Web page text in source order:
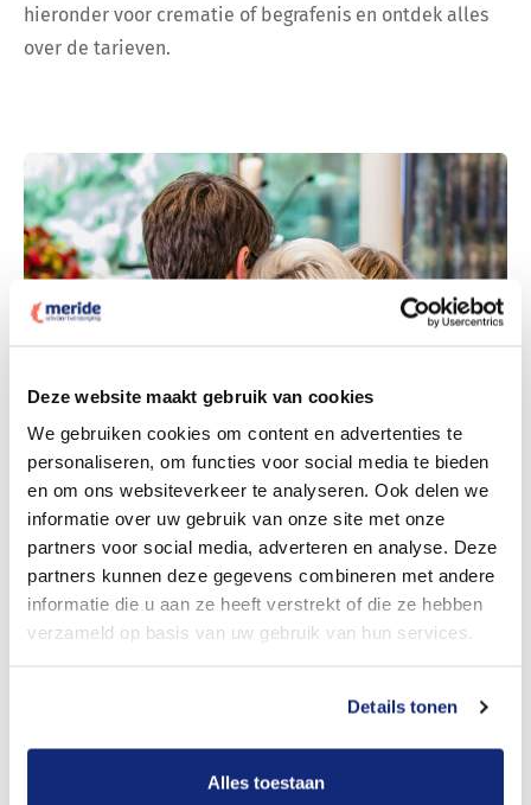
Deze website maakt gebruik van cookies
We gebruiken cookies om content en advertenties te
personaliseren, om functies voor social media te bieden
en om ons websiteverkeer te analyseren. Ook delen we
informatie over uw gebruik van onze site met onze
partners voor social media, adverteren en analyse. Deze
partners kunnen deze gegevens combineren met andere
informatie die u aan ze heeft verstrekt of die ze hebben
verzameld op basis van uw gebruik van hun services.
Details tonen
Alles toestaan
hieronder voor crematie of begrafenis en ontdek alles
over de tarieven.
Dit kost een crematie
Bekijk tarieven voor crematie